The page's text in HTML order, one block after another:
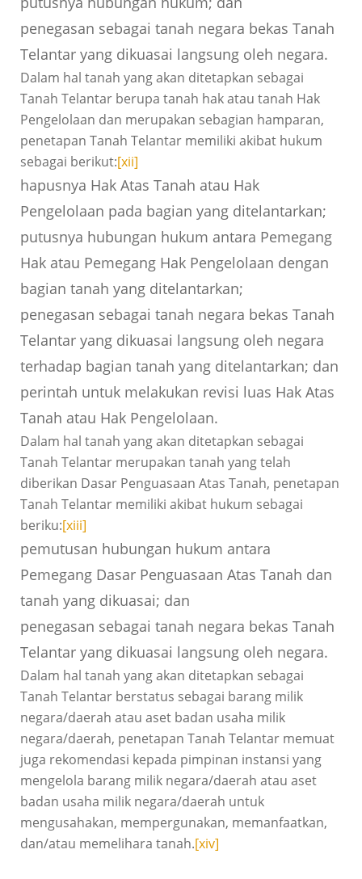
penegasan sebagai tanah negara bekas Tanah
Telantar yang dikuasai langsung oleh negara.
Dalam hal tanah yang akan ditetapkan sebagai
Tanah Telantar berupa tanah hak atau tanah Hak
Pengelolaan dan merupakan sebagian hamparan,
penetapan Tanah Telantar memiliki akibat hukum
sebagai berikut:[xii]
hapusnya Hak Atas Tanah atau Hak
Pengelolaan pada bagian yang ditelantarkan;
putusnya hubungan hukum antara Pemegang
Hak atau Pemegang Hak Pengelolaan dengan
bagian tanah yang ditelantarkan;
penegasan sebagai tanah negara bekas Tanah
Telantar yang dikuasai langsung oleh negara
terhadap bagian tanah yang ditelantarkan; dan
perintah untuk melakukan revisi luas Hak Atas
Tanah atau Hak Pengelolaan.
Dalam hal tanah yang akan ditetapkan sebagai
Tanah Telantar merupakan tanah yang telah
diberikan Dasar Penguasaan Atas Tanah, penetapan
Tanah Telantar memiliki akibat hukum sebagai
beriku:[xiii]
pemutusan hubungan hukum antara
Pemegang Dasar Penguasaan Atas Tanah dan
tanah yang dikuasai; dan
penegasan sebagai tanah negara bekas Tanah
Telantar yang dikuasai langsung oleh negara.
Dalam hal tanah yang akan ditetapkan sebagai
Tanah Telantar berstatus sebagai barang milik
negara/daerah atau aset badan usaha milik
negara/daerah, penetapan Tanah Telantar memuat
juga rekomendasi kepada pimpinan instansi yang
mengelola barang milik negara/daerah atau aset
badan usaha milik negara/daerah untuk
mengusahakan, mempergunakan, memanfaatkan,
dan/atau memelihara tanah.[xiv]